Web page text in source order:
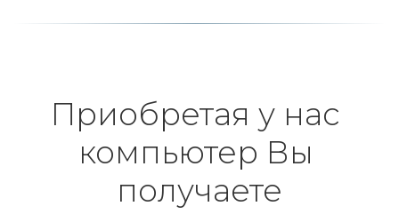
Приобретая у нас
компьютер Вы
получаете